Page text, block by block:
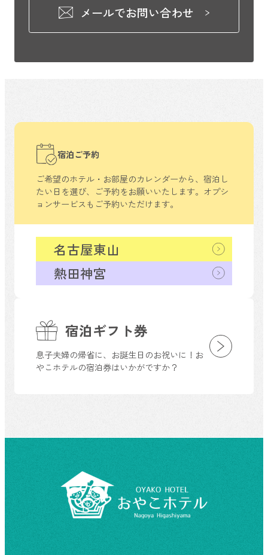
メールでお問い合わせ
宿泊ギフト券
息子夫婦の帰省に、お誕生日のお祝いに！お
やこホテルの宿泊券はいかがですか？
宿泊ご予約
ご希望のホテル・お部屋のカレンダーから、 宿泊し
たい日を選び、ご予約をお願いいたします。 オプシ
ョンサービスもご予約いただけます。
熱田神宮
名古屋東山